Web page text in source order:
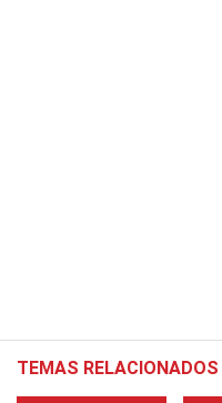
TEMAS RELACIONADOS